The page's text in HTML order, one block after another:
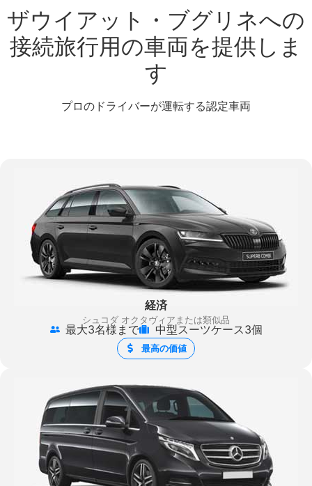
ザウイアット・ブグリネへの
接続旅行用の車両を提供しま
す
プロのドライバーが運転する認定車両
経済
シュコダ オクタヴィアまたは類似品
最大3名様まで 中型スーツケース3個
最高の価値